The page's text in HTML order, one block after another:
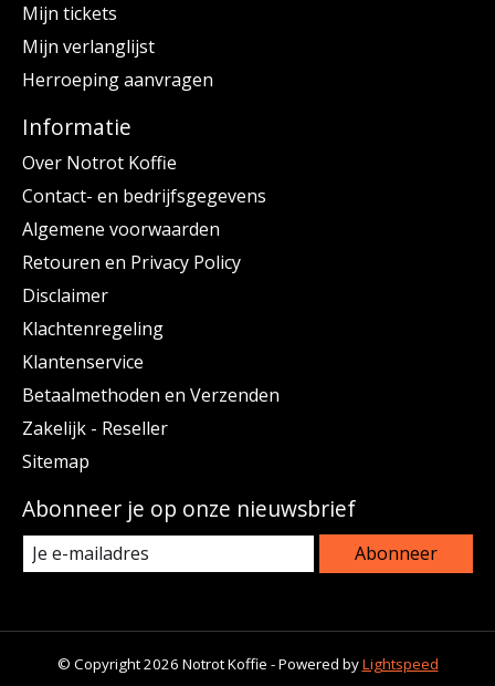
Mijn tickets
Mijn verlanglijst
Herroeping aanvragen
Informatie
Over Notrot Koffie
Contact- en bedrijfsgegevens
Algemene voorwaarden
Retouren en Privacy Policy
Disclaimer
Klachtenregeling
Klantenservice
Betaalmethoden en Verzenden
Zakelijk - Reseller
Sitemap
Abonneer je op onze nieuwsbrief
Abonneer
© Copyright 2026 Notrot Koffie - Powered byLightspeed